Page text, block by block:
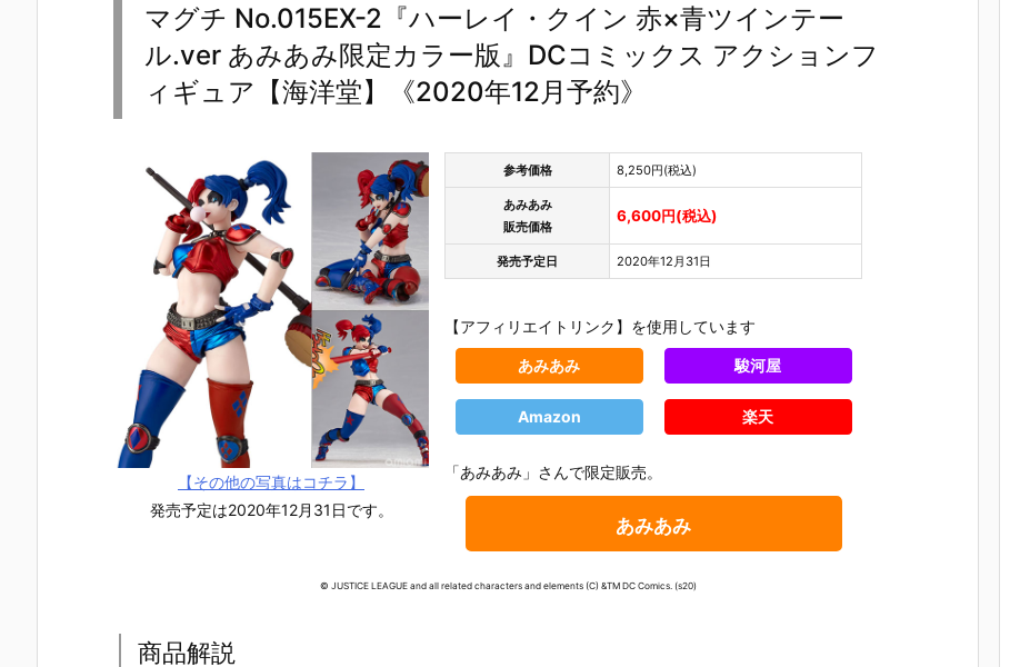
マグチ No.015EX-2『ハーレイ・クイン 赤×青ツインテー
ル.ver あみあみ限定カラー版』DCコミックス アクションフ
ィギュア【海洋堂】《2020年12月予約》
【その他の写真はコチラ】
発売予定は2020年12月31日です。
参考価格 8,250円(税込)
あみあみ
販売価格
6,600円(税込)
発売予定日 2020年12月31日
【アフィリエイトリンク】を使用しています
あみあみ 駿河屋
Amazon 楽天
「あみあみ」さんで限定販売。
あみあみ
© JUSTICE LEAGUE and all related characters and elements (C) &TM DC Comics. (s20)
商品解説